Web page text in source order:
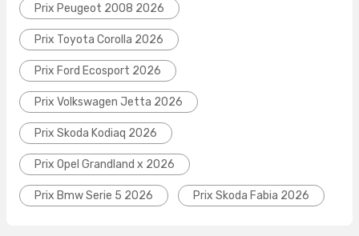
Prix Peugeot 2008 2026
Prix Toyota Corolla 2026
Prix Ford Ecosport 2026
Prix Volkswagen Jetta 2026
Prix Skoda Kodiaq 2026
Prix Opel Grandland x 2026
Prix Bmw Serie 5 2026 Prix Skoda Fabia 2026